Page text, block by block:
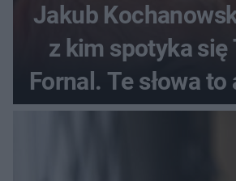
Jakub
z kim spotyka się
Fornal. Te słowa to
hit